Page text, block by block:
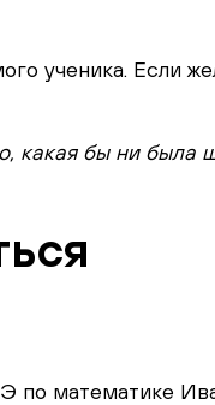
ученика. Если
какая бы ни была
по математике